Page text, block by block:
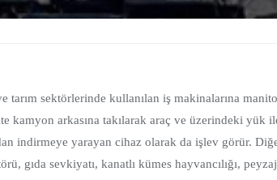
tarım sektörlerinde kullanılan iş makinalarına
kamyon arkasına takılarak araç ve üzerindeki yük
indirmeye yarayan cihaz olarak da işlev görür.
gıda sevkiyatı, kanatlı kümes hayvancılığı,